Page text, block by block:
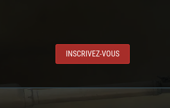
INSCRIVEZ-VOUS